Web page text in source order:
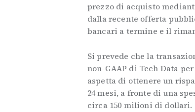
prezzo di acquisto
dalla recente offerta
bancari a termine e il
Si prevede che la
non-GAAP di Tech Data
aspetta di ottenere un
24 mesi, a fronte di una
circa 150 milioni di dollari.